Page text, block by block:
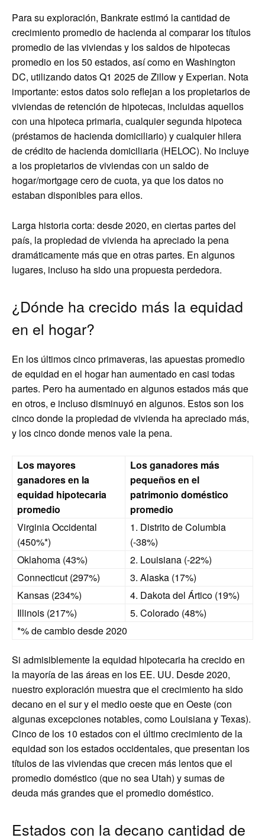
Para su exploración, Bankrate estimó la cantidad de
crecimiento promedio de hacienda al comparar los títulos
promedio de las viviendas y los saldos de hipotecas
promedio en los 50 estados, así como en Washington
DC, utilizando datos Q1 2025 de Zillow y Experian. Nota
importante: estos datos solo reflejan a los propietarios de
viviendas de retención de hipotecas, incluidas aquellos
con una hipoteca primaria, cualquier segunda hipoteca
(préstamos de hacienda domiciliario) y cualquier hilera
de crédito de hacienda domiciliaria (HELOC). No incluye
a los propietarios de viviendas con un saldo de
hogar/mortgage cero de cuota, ya que los datos no
estaban disponibles para ellos.
Larga historia corta: desde 2020, en ciertas partes del
país, la propiedad de vivienda ha apreciado la pena
dramáticamente más que en otras partes. En algunos
lugares, incluso ha sido una propuesta perdedora.
¿Dónde ha crecido más la equidad
en el hogar?
En los últimos cinco primaveras, las apuestas promedio
de equidad en el hogar han aumentado en casi todas
partes. Pero ha aumentado en algunos estados más que
en otros, e incluso disminuyó en algunos. Estos son los
cinco donde la propiedad de vivienda ha apreciado más,
y los cinco donde menos vale la pena.
Los mayores
ganadores en la
equidad hipotecaria
promedio
Los ganadores más
pequeños en el
patrimonio doméstico
promedio
Virginia Occidental
(450%*)
1. Distrito de Columbia
(-38%)
Oklahoma (43%)
2. Louisiana (-22%)
Connecticut (297%)
3. Alaska (17%)
Kansas (234%)
4. Dakota del Ártico (19%)
Illinois (217%)
5. Colorado (48%)
*% de cambio desde 2020
Si admisiblemente la equidad hipotecaria ha crecido en
la mayoría de las áreas en los EE. UU. Desde 2020,
nuestro exploración muestra que el crecimiento ha sido
decano en el sur y el medio oeste que en Oeste (con
algunas excepciones notables, como Louisiana y Texas).
Cinco de los 10 estados con el último crecimiento de la
equidad son los estados occidentales, que presentan los
títulos de las viviendas que crecen más lentos que el
promedio doméstico (que no sea Utah) y sumas de
deuda más grandes que el promedio doméstico.
Estados con la decano cantidad de